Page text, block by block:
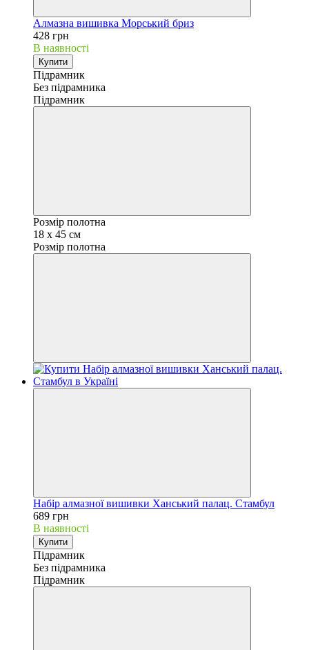
Алмазна вишивка Морський бриз
428 грн
В наявності
Купити
Підрамник
Без підрамника
Підрамник
Розмір полотна
18 х 45 см
Розмір полотна
Набір алмазної вишивки Ханський палац. Стамбул
689 грн
В наявності
Купити
Підрамник
Без підрамника
Підрамник